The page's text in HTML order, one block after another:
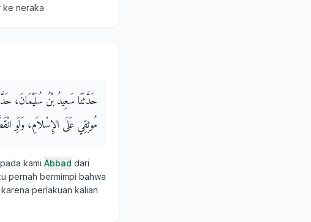
ke neraka
حَدَّثَنَا سَعِيدُ بْنُ سُلَيْمَانَ،
مُوثِقِي عَلَى الإِسْلاَمِ، وَلَوِ
kami Abbad dari
pernah bermimpi bahwa
perlakuan kalian